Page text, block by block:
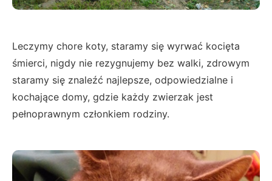
Leczymy chore koty, staramy się wyrwać kocięta
śmierci, nigdy nie rezygnujemy bez walki, zdrowym
staramy się znaleźć najlepsze, odpowiedzialne i
kochające domy, gdzie każdy zwierzak jest
pełnoprawnym członkiem rodziny.